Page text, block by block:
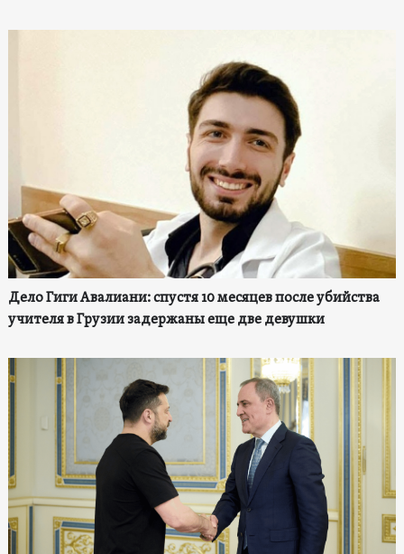
Дело Гиги Авалиани: спустя 10 месяцев после убийства
учителя в Грузии задержаны еще две девушки